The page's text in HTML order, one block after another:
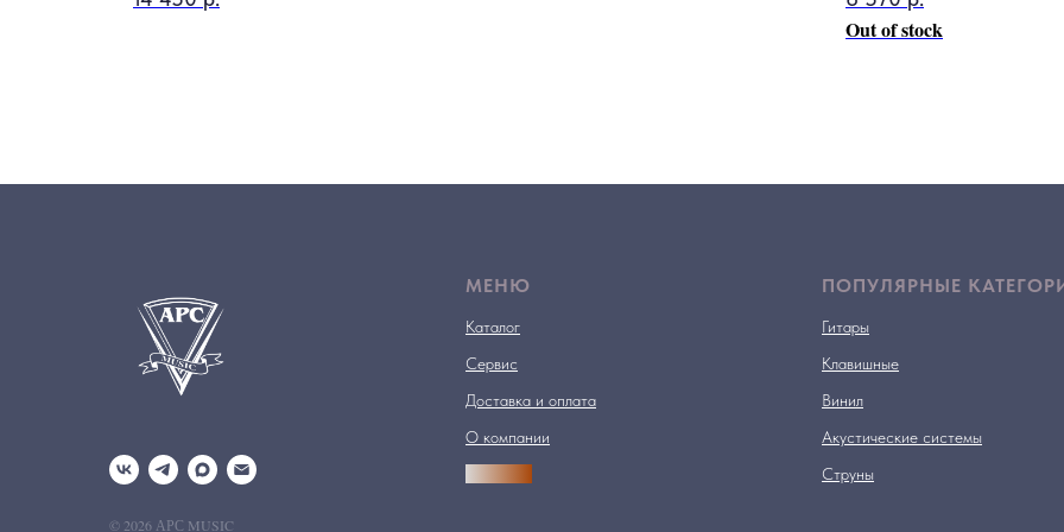
Out of stock
© 2026 АРС MUSIC
МЕНЮ
Каталог
Сервис
Доставка и оплата
О компании
ПОПУЛЯРНЫЕ
Гитары
Клавишные
Винил
Акустические системы
Струны